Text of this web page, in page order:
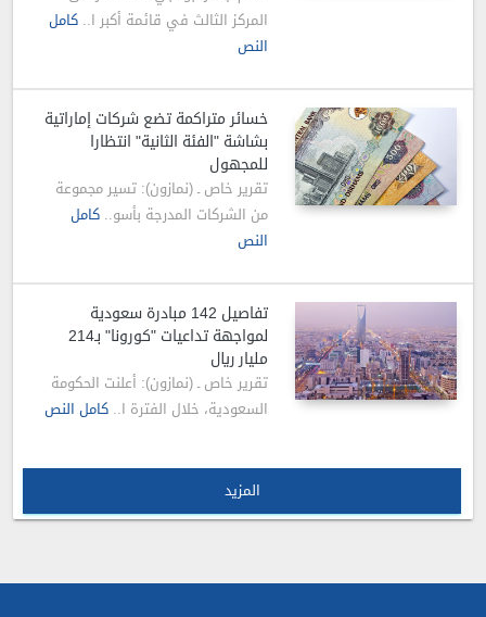
المركز الثالث في قائمة أكبر ا..كامل
النص
خسائر متراكمة تضع شركات إماراتية
بشاشة "الفئة الثانية" انتظارا
للمجهول
تقرير خاص ـ (نمازون): تسير مجموعة
من الشركات المدرجة بأسو..كامل
النص
تفاصيل 142 مبادرة سعودية
لمواجهة تداعيات "كورونا" بـ214
مليار ريال
تقرير خاص ـ (نمازون): أعلنت الحكومة
السعودية، خلال الفترة ا..كامل النص
المزيد